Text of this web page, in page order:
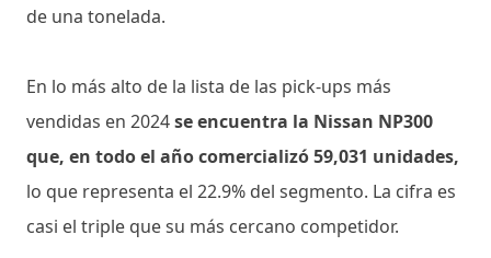
de una tonelada.
En lo más alto de la lista de las pick-ups más
vendidas en 2024se encuentra la Nissan NP300
que, en todo el año comercializó 59,031 unidades,
lo que representa el 22.9% del segmento. La cifra es
casi el triple que su más cercano competidor.